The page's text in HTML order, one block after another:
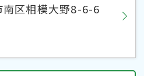
南区相模大野8-6-6